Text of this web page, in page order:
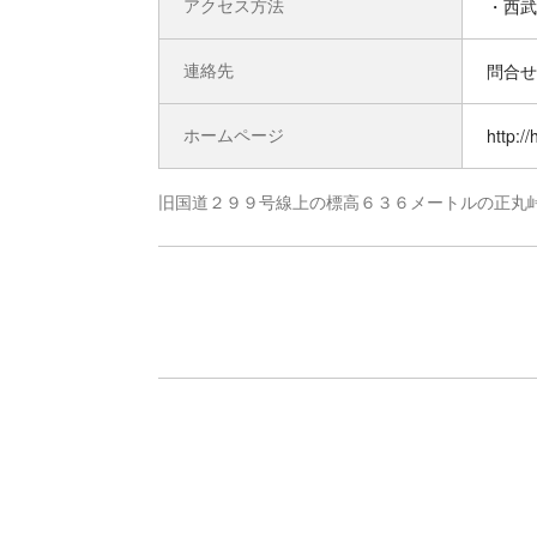
アクセス方法 ・西
連絡先 問合
ホームページ http://
旧国道２９９号線上の標高６３６メートルの正